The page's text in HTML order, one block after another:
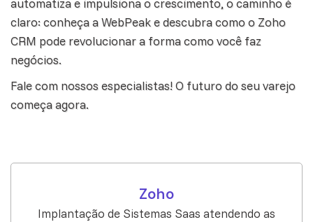
automatiza e impulsiona o crescimento, o caminho é
claro: conheça a WebPeak e descubra como o Zoho
CRM pode revolucionar a forma como você faz
negócios.
Fale com nossos especialistas! O futuro do seu varejo
começa agora.
Zoho
Implantação de Sistemas Saas atendendo as